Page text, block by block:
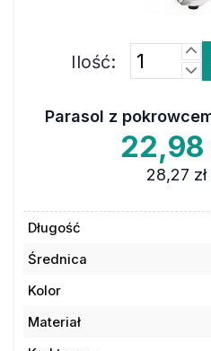
Ilość:
Parasol z
22,98
28,27 zł
Długość
Średnica
Kolor
Materiał